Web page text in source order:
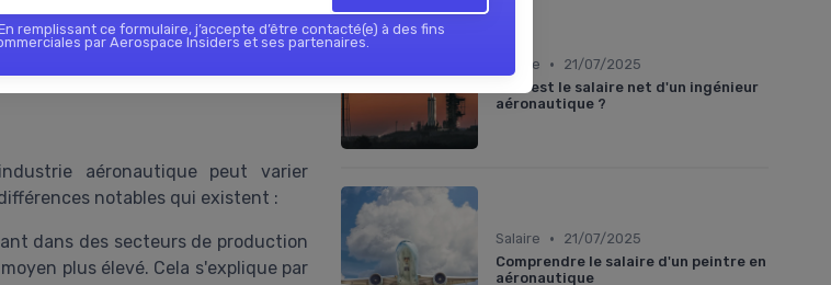
salaires.
aéronautique peut varier
notables qui existent :
dans des secteurs de production
plus élevé. Cela s'explique par
Salaire •
21/07/2025
Quel est le salaire net d'un ingénieur
aéronautique ?
Salaire •
21/07/2025
Comprendre le salaire d'un peintre en
aéronautique
remplissant ce formulaire, j’accepte d’être contacté(e) à des fins
par Aerospace Insiders et ses partenaires.